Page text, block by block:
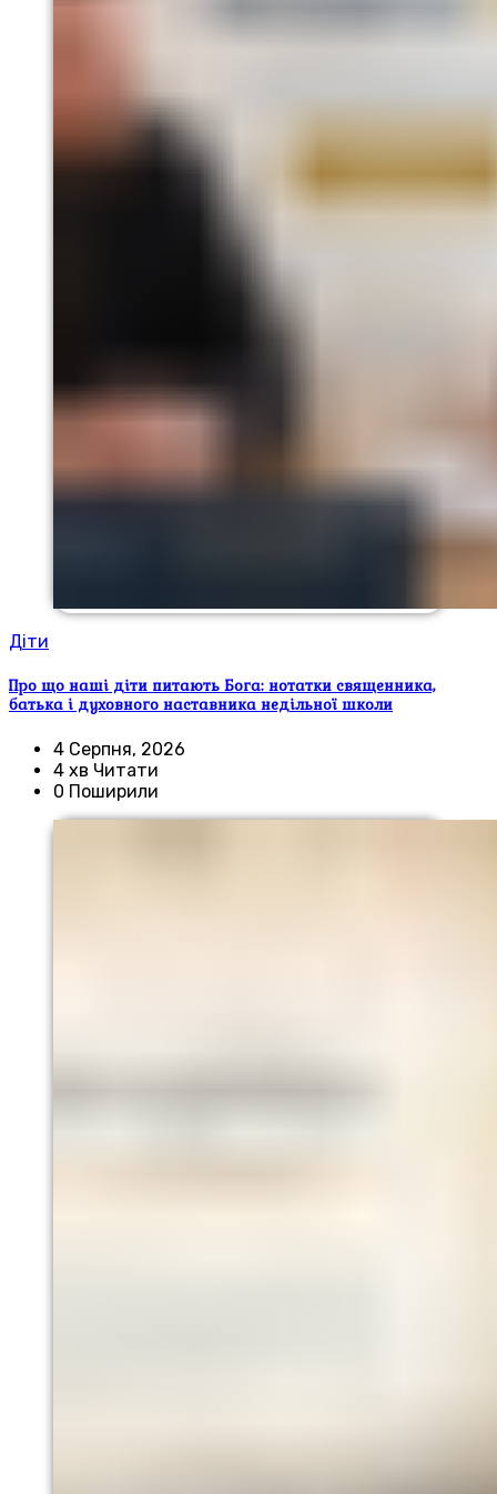
Діти
Про що наші діти питають Бога: нотатки священника,
батька і духовного наставника недільної школи
4 Серпня, 2026
4 хв Читати
0 Поширили